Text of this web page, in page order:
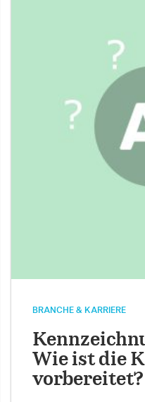
BRANCHE & KARRIERE
Wie ist die
vorbereitet?